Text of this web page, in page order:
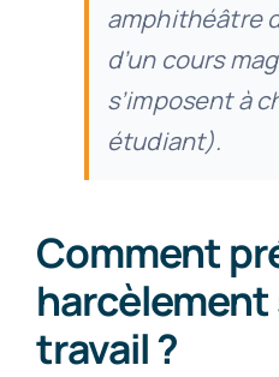
amphithéâtre
d’un cours
s’imposent à
étudiant).
Comment
harcèlement
travail ?